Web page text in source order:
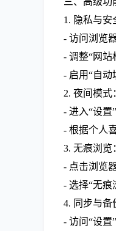
1. 隐私与安
- 访问浏览
- 调整“网站
- 启用“自动
2. 夜间模式
- 进入“设置
- 根据个人
3. 无痕浏览
- 点击浏览
- 选择“无痕
4. 同步与备
- 访问“设置